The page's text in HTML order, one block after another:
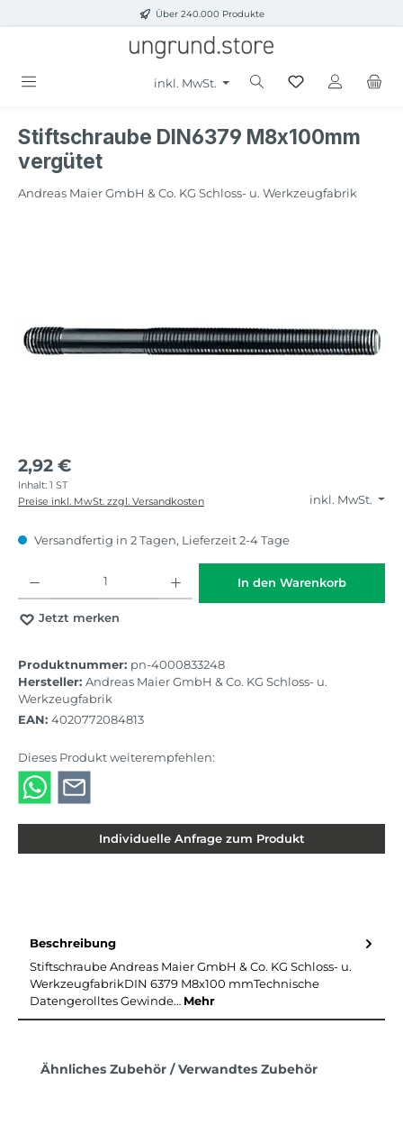
Zum Hauptinhalt springenÜber 240.000 Produkte
inkl. MwSt.
Stiftschraube DIN6379 M8x100mm
vergütet
Andreas Maier GmbH & Co. KG Schloss- u. Werkzeugfabrik
2,92 €
Inhalt: 1 ST
inkl. MwSt.
Preise inkl. MwSt. zzgl. Versandkosten
Versandfertig in 2 Tagen, Lieferzeit 2-4 Tage
In den Warenkorb
Jetzt merken
Produktnummer: pn-4000833248
Hersteller: Andreas Maier GmbH & Co. KG Schloss- u.
Werkzeugfabrik
EAN: 4020772084813
Dieses Produkt weiterempfehlen:
Individuelle Anfrage zum Produkt
Beschreibung
Stiftschraube Andreas Maier GmbH & Co. KG Schloss- u.
WerkzeugfabrikDIN 6379 M8x100 mmTechnische
Datengerolltes Gewinde… Mehr
Produktgalerie überspringen
Ähnliches Zubehör / Verwandtes Zubehör